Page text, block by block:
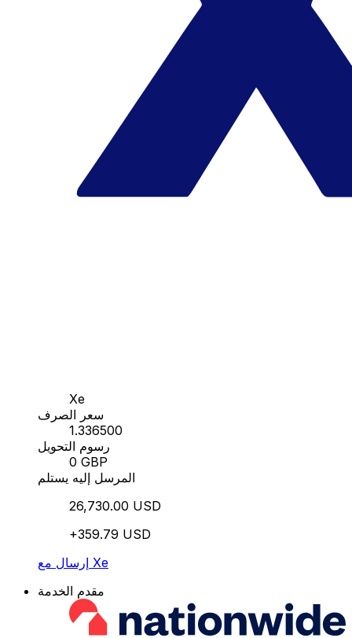
Xe
سعر الصرف
1.336500
رسوم التحويل
0 GBP
المرسل إليه يستلم
26,730.00 USD
+359.79 USD
إرسال مع Xe
مقدم الخدمة